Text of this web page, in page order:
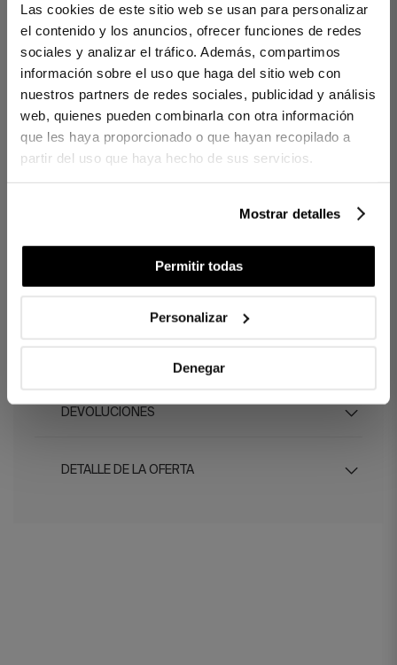
Las cookies de este sitio web se usan para personalizar
el contenido y los anuncios, ofrecer funciones de redes
sociales y analizar el tráfico. Además, compartimos
información sobre el uso que haga del sitio web con
nuestros partners de redes sociales, publicidad y análisis
web, quienes pueden combinarla con otra información
que les haya proporcionado o que hayan recopilado a
partir del uso que haya hecho de sus servicios.
Mostrar detalles
Permitir todas
Personalizar
Denegar
Acolchado relleno de napa.
CONTENIDO
1 colcha bouti.
Ref. 8422636737112-agrupado
¿CUÁNTOS HILOS ELEGIR?
CUIDADOS
DEVOLUCIONES
DETALLE DE LA OFERTA